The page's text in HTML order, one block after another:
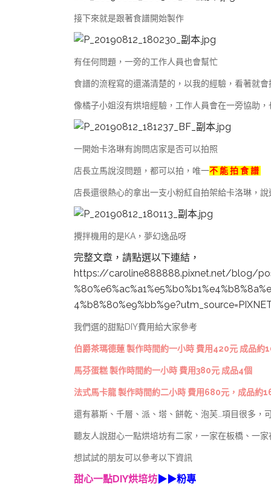
接下來就是跟著食譜開始製作
有任何問題，一旁的工作人員也會幫忙
食譜的流程寫的還滿清楚的，以我的經驗，看著就會
像橘子小姐沒有烘培經驗，工作人員會在一旁協助
一開始卡洛琳有詢問店家是否可以拍照
店長立馬說沒問題，都可以拍，唯一不 能 拍 食 譜
店長還很熱心的拿出一支小粉紅自拍架給卡洛琳，
攪拌機用的是KA，夢幻逸品呀
完整文章，請點選以下連結，
https://caroline888888.pixnet.net/blog/
%80%e6%ac%a1%e5%b0%b1%e4%b8%8a
4%b8%80%e9%bb%9e?utm_source=PI
我們選的甜點DIY費用給大家參考
伯爵茶瑪德蓮 製作時間約一小時 費用420元 成品約
馬芬蛋糕 製作時間約一小時 費用380元 成品4個
法式馬卡龍 製作時間約二小時 費用680元，成品約
還有慕斯、千層、派、塔、餅乾、泡芙…項目很多，
聽友人說甜心一點烘培坊有二家，一家在板橋、一家
想試試的朋友可以參考以下資訊
甜心一點DIY烘培坊 ▶▶粉專